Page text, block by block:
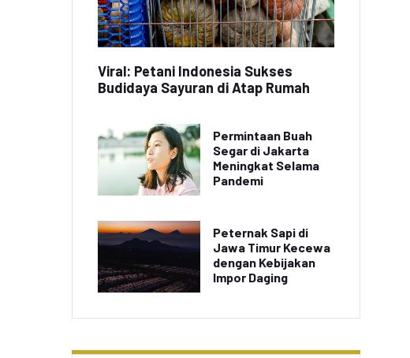
Viral: Petani Indonesia Sukses
Budidaya Sayuran di Atap Rumah
Permintaan Buah
Segar di Jakarta
Meningkat Selama
Pandemi
Peternak Sapi di
Jawa Timur Kecewa
dengan Kebijakan
Impor Daging